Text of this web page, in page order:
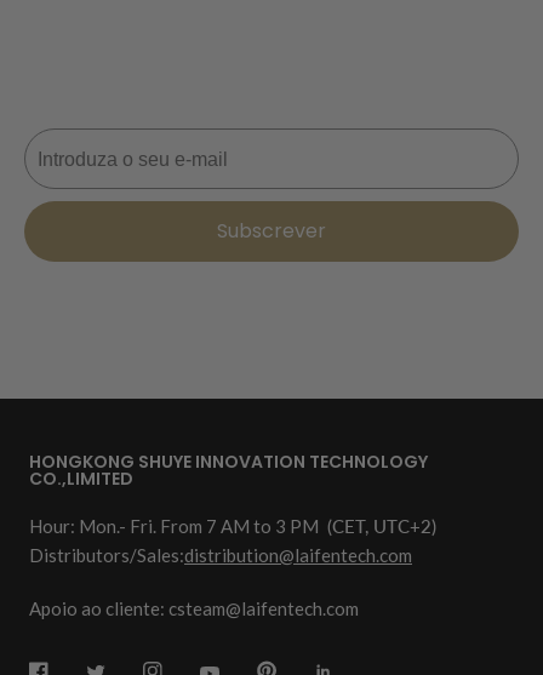
Correio eletrónico
Subscrever
HONGKONG SHUYE INNOVATION TECHNOLOGY
CO.,LIMITED
Hour: Mon.- Fri. From 7 AM to 3 PM (CET, UTC+2)
Distributors/Sales:distribution@laifentech.com
Apoio ao cliente: csteam@laifentech.com